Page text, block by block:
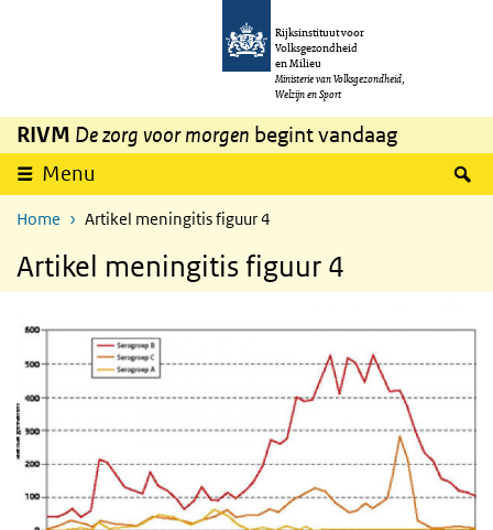
Overslaan en naar de inhoud gaan
Rijksinstituut voor
Volksgezondheid
en Milieu
Ministerie van Volksgezondheid,
Welzijn en Sport
RIVM De zorg voor morgen begint vandaag
Menu
Home Artikel meningitis figuur 4
Artikel meningitis figuur 4